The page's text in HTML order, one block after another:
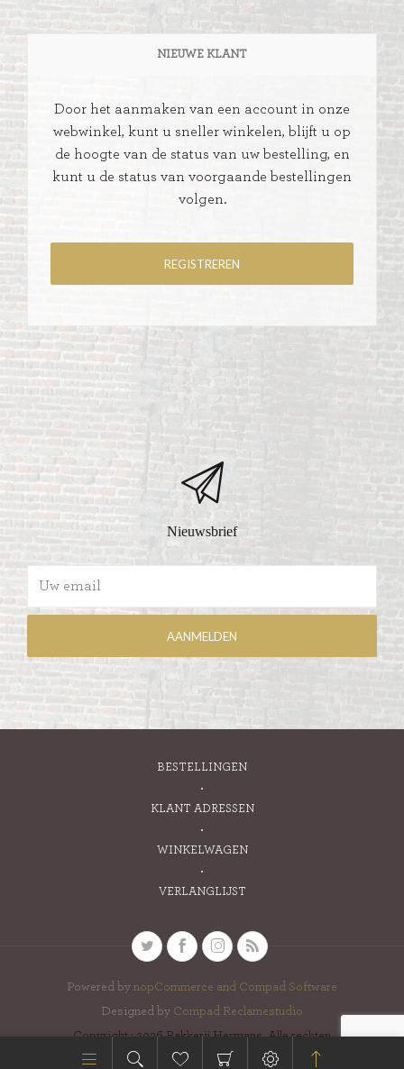
NIEUWE KLANT
Door het aanmaken van een account in onze
webwinkel, kunt u sneller winkelen, blijft u op
de hoogte van de status van uw bestelling, en
kunt u de status van voorgaande bestellingen
volgen.
Nieuwsbrief
BESTELLINGEN
KLANT ADRESSEN
WINKELWAGEN
VERLANGLIJST
Powered by nopCommerce and Compad Software
Designed by Compad Reclamestudio
Copyright ; 2026 Bakkerij Hermans. Alle rechten
voorbehouden.